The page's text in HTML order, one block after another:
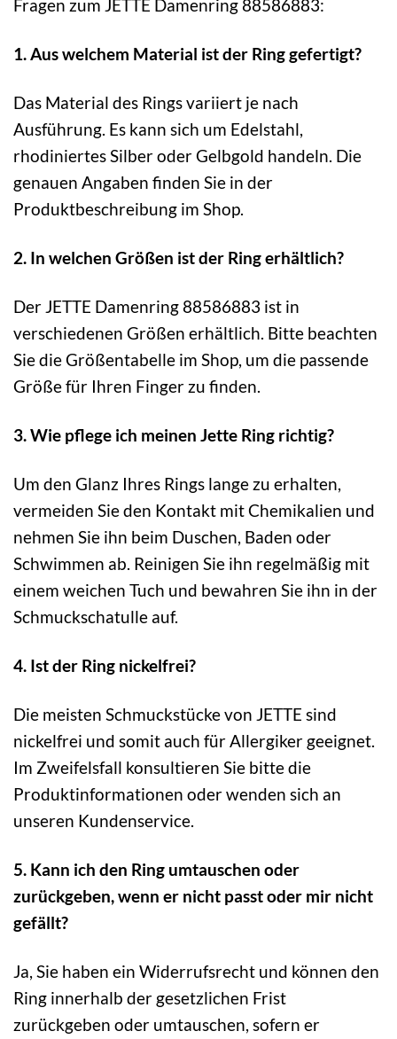
Fragen zum JETTE Damenring 88586883:
1. Aus welchem Material ist der Ring gefertigt?
Das Material des Rings variiert je nach
Ausführung. Es kann sich um Edelstahl,
rhodiniertes Silber oder Gelbgold handeln. Die
genauen Angaben finden Sie in der
Produktbeschreibung im Shop.
2. In welchen Größen ist der Ring erhältlich?
Der JETTE Damenring 88586883 ist in
verschiedenen Größen erhältlich. Bitte beachten
Sie die Größentabelle im Shop, um die passende
Größe für Ihren Finger zu finden.
3. Wie pflege ich meinen Jette Ring richtig?
Um den Glanz Ihres Rings lange zu erhalten,
vermeiden Sie den Kontakt mit Chemikalien und
nehmen Sie ihn beim Duschen, Baden oder
Schwimmen ab. Reinigen Sie ihn regelmäßig mit
einem weichen Tuch und bewahren Sie ihn in der
Schmuckschatulle auf.
4. Ist der Ring nickelfrei?
Die meisten Schmuckstücke von JETTE sind
nickelfrei und somit auch für Allergiker geeignet.
Im Zweifelsfall konsultieren Sie bitte die
Produktinformationen oder wenden sich an
unseren Kundenservice.
5. Kann ich den Ring umtauschen oder
zurückgeben, wenn er nicht passt oder mir nicht
gefällt?
Ja, Sie haben ein Widerrufsrecht und können den
Ring innerhalb der gesetzlichen Frist
zurückgeben oder umtauschen, sofern er